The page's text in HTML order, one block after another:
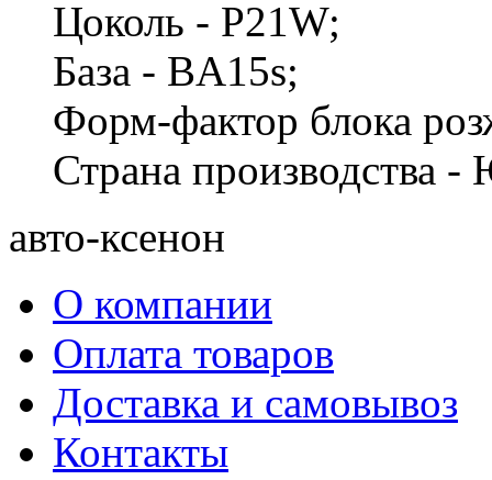
Цоколь - P21W;
База - BA15s;
Форм-фактор блока
Страна производства
авто-ксенон
О компании
Оплата товаров
Доставка и самовывоз
Контакты